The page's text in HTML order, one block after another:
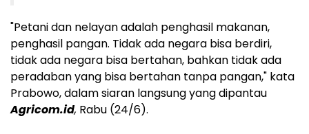
"Petani dan nelayan adalah penghasil makanan,
penghasil pangan. Tidak ada negara bisa berdiri,
tidak ada negara bisa bertahan, bahkan tidak ada
peradaban yang bisa bertahan tanpa pangan," kata
Prabowo, dalam siaran langsung yang dipantau
Agricom.id, Rabu (24/6).